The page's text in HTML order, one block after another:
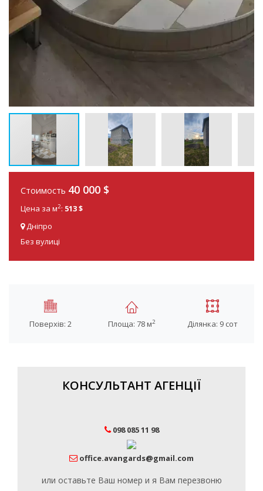
Стоимость 40 000 $
Цена за м2: 513 $
Дніпро
Без вулиці
Поверхів: 2 Площа: 78 м2 Ділянка: 9 сот
КОНСУЛЬТАНТ АГЕНЦІЇ
098 085 11 98
office.avangards@gmail.com
или оставьте Ваш номер и я Вам перезвоню